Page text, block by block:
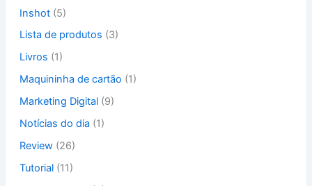
Inshot(5)
Lista de produtos (3)
Livros (1)
Maquininha de cartão (1)
Marketing Digital(9)
Notícias do dia (1)
Review(26)
Tutorial(11)